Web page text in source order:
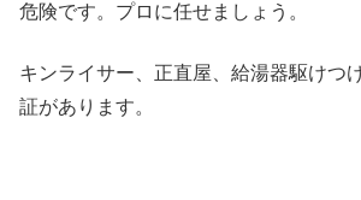
危険です。プロに任せましょう。
キンライサー、正直屋、給湯器駆けつ
証があります。